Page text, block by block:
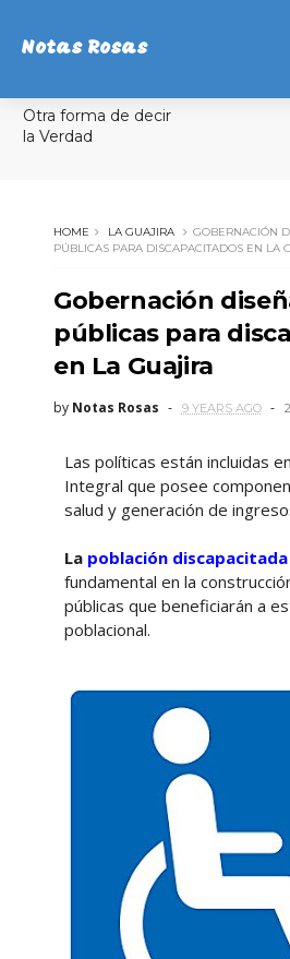
Notas Rosas
Otra forma de decir
la Verdad
HOME LA GUAJIRA
GOBERNACIÓN
PÚBLICAS PARA DISCAPACITADOS EN LA
Gobernación
públicas para
en La Guajira
by Notas Rosas 9 YEARS AGO
Las políticas están incluidas
Integral que posee
salud y generación de
La población discapacitada
fundamental en la
públicas que beneficiarán a
poblacional.